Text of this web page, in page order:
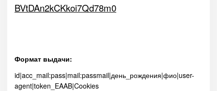
BVtDAn2kCKkoi7Qd78m0
Формат выдачи:
id|acc_mail:pass|mail:passmail|день_рождения|фио|user-
agent|token_EAAB|Cookies